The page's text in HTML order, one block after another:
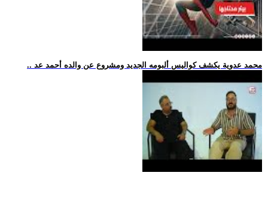
.. محمد عدوية يكشف كواليس ألبومه الجديد ومشروع عن والده أحمد عد